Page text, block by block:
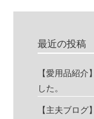
最近の投稿
【愛用品紹
した。
【主夫ブロ